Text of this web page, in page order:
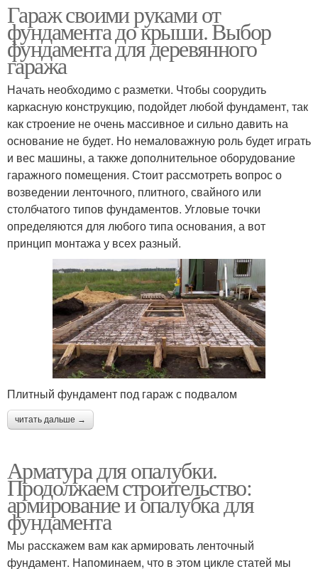
Гараж своими руками от
фундамента до крыши. Выбор
фундамента для деревянного
гаража
Начать необходимо с разметки. Чтобы соорудить
каркасную конструкцию, подойдет любой фундамент, так
как строение не очень массивное и сильно давить на
основание не будет. Но немаловажную роль будет играть
и вес машины, а также дополнительное оборудование
гаражного помещения. Стоит рассмотреть вопрос о
возведении ленточного, плитного, свайного или
столбчатого типов фундаментов. Угловые точки
определяются для любого типа основания, а вот
принцип монтажа у всех разный.
Плитный фундамент под гараж с подвалом
читать дальше →
Арматура для опалубки.
Продолжаем строительство:
армирование и опалубка для
фундамента
Мы расскажем вам как армировать ленточный
фундамент. Напоминаем, что в этом цикле статей мы